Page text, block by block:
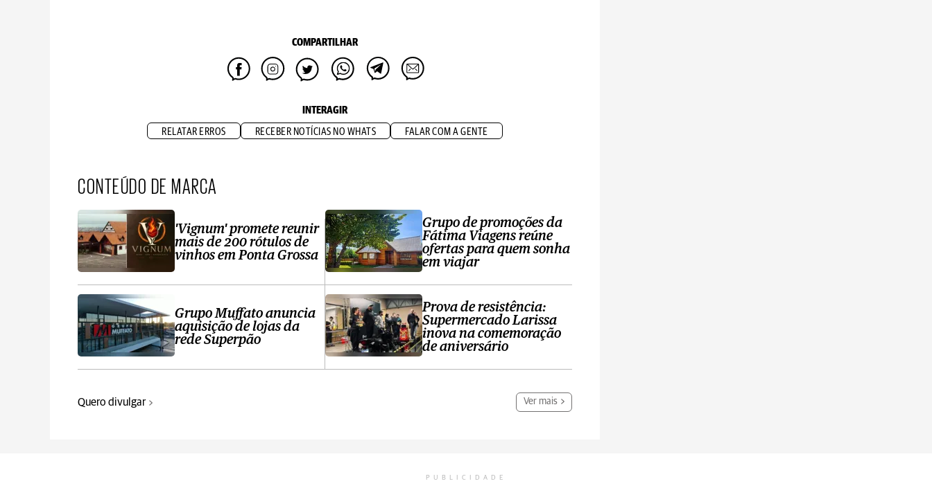
COMPARTILHAR
INTERAGIR
RELATAR ERROS RECEBER NOTÍCIAS NO WHATS FALAR COM A GENTE
CONTEÚDO DE MARCA
'Vignum' promete reunir
mais de 200 rótulos de
vinhos em Ponta Grossa
Grupo Muffato anuncia
aquisição de lojas da
rede Superpão
Grupo de promoções da
Fátima Viagens reúne
ofertas para quem sonha
em viajar
Prova de resistência:
Supermercado Larissa
inova na comemoração
de aniversário
Quero divulgar Ver mais
PUBLICIDADE